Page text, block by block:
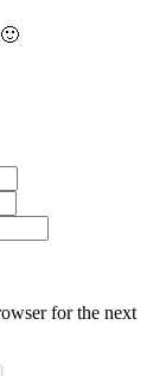
for the next